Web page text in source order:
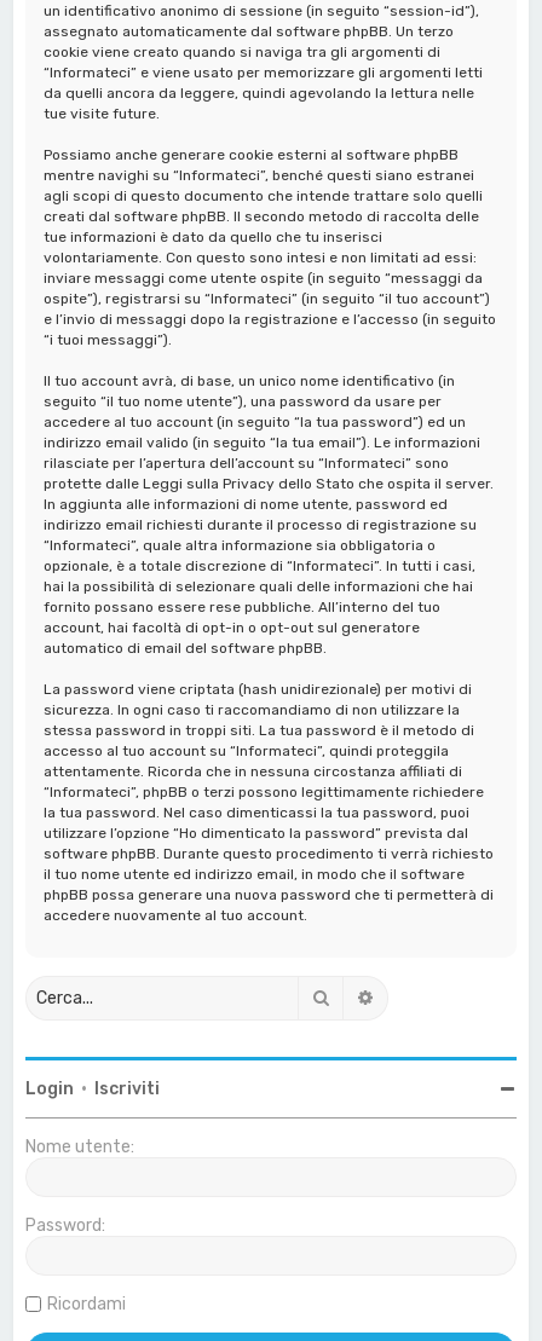
un identificativo anonimo di sessione (in seguito “session-id”),
assegnato automaticamente dal software phpBB. Un terzo
cookie viene creato quando si naviga tra gli argomenti di
“Informateci” e viene usato per memorizzare gli argomenti letti
da quelli ancora da leggere, quindi agevolando la lettura nelle
tue visite future.
Possiamo anche generare cookie esterni al software phpBB
mentre navighi su “Informateci”, benché questi siano estranei
agli scopi di questo documento che intende trattare solo quelli
creati dal software phpBB. Il secondo metodo di raccolta delle
tue informazioni è dato da quello che tu inserisci
volontariamente. Con questo sono intesi e non limitati ad essi:
inviare messaggi come utente ospite (in seguito “messaggi da
ospite”), registrarsi su “Informateci” (in seguito “il tuo account”)
e l’invio di messaggi dopo la registrazione e l’accesso (in seguito
“i tuoi messaggi”).
Il tuo account avrà, di base, un unico nome identificativo (in
seguito “il tuo nome utente”), una password da usare per
accedere al tuo account (in seguito “la tua password”) ed un
indirizzo email valido (in seguito “la tua email”). Le informazioni
rilasciate per l’apertura dell’account su “Informateci” sono
protette dalle Leggi sulla Privacy dello Stato che ospita il server.
In aggiunta alle informazioni di nome utente, password ed
indirizzo email richiesti durante il processo di registrazione su
“Informateci”, quale altra informazione sia obbligatoria o
opzionale, è a totale discrezione di “Informateci”. In tutti i casi,
hai la possibilità di selezionare quali delle informazioni che hai
fornito possano essere rese pubbliche. All’interno del tuo
account, hai facoltà di opt-in o opt-out sul generatore
automatico di email del software phpBB.
La password viene criptata (hash unidirezionale) per motivi di
sicurezza. In ogni caso ti raccomandiamo di non utilizzare la
stessa password in troppi siti. La tua password è il metodo di
accesso al tuo account su “Informateci”, quindi proteggila
attentamente. Ricorda che in nessuna circostanza affiliati di
“Informateci”, phpBB o terzi possono legittimamente richiedere
la tua password. Nel caso dimenticassi la tua password, puoi
utilizzare l’opzione “Ho dimenticato la password” prevista dal
software phpBB. Durante questo procedimento ti verrà richiesto
il tuo nome utente ed indirizzo email, in modo che il software
phpBB possa generare una nuova password che ti permetterà di
accedere nuovamente al tuo account.
Cerca
Login • Iscriviti
Nome utente:
Password:
Ricordami